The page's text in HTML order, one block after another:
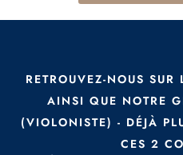
RETROUVEZ-NOUS
AINSI QUE NOTRE
(VIOLONISTE) - DÉJÀ
CES 2